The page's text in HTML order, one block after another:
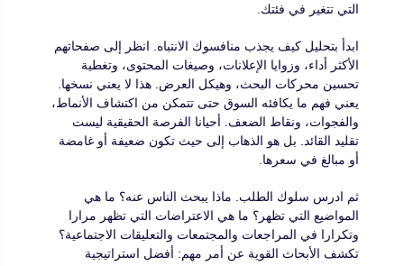
التي تتغير في فئتك.
ابدأ بتحليل كيف يجذب منافسوك الانتباه. انظر إلى صفحاتهم
الأكثر أداء، وزوايا الإعلانات، وصيغات المحتوى، وتغطية
تحسين محركات البحث، وهيكل العرض. هذا لا يعني نسخها.
يعني فهم ما يكافئه السوق حتى تتمكن من اكتشاف الأنماط،
والفجوات، ونقاط الضعف. أحيانا الفرصة الحقيقية ليست
تقليد القائد. بل هو الذهاب إلى حيث تكون ضعيفة أو غامضة
أو مبالغ في سعرها.
ثم ادرس سلوك الطلب. ماذا يبحث الناس عنه؟ ما هي
المواضيع التي تظهر؟ ما هي الاعتراضات التي تظهر مرارا
وتكرارا في المراجعات والمجتمعات والتعليقات الاجتماعية؟
تكشف الأبحاث القوية عن أمر مهم: أفضل استراتيجية